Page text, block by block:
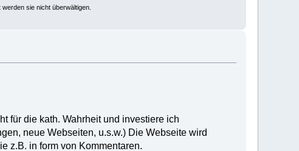
sie nicht überwältigen.
für die kath. Wahrheit und investiere ich
neue Webseiten, u.s.w.) Die Webseite wird
z.B. in form von Kommentaren.